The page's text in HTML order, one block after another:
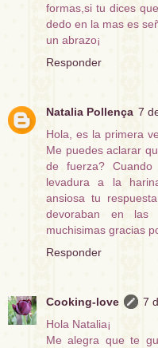
formas,si tu dices
dedo en la mas es
un abrazo¡
Responder
Natalia Pollença 7
Hola, es la primera
Me puedes aclarar
de fuerza?
levadura a la
ansiosa tu
devoraban en las
muchisimas gracias
Responder
Cooking-love
7
Hola Natalia¡
Me alegra que te